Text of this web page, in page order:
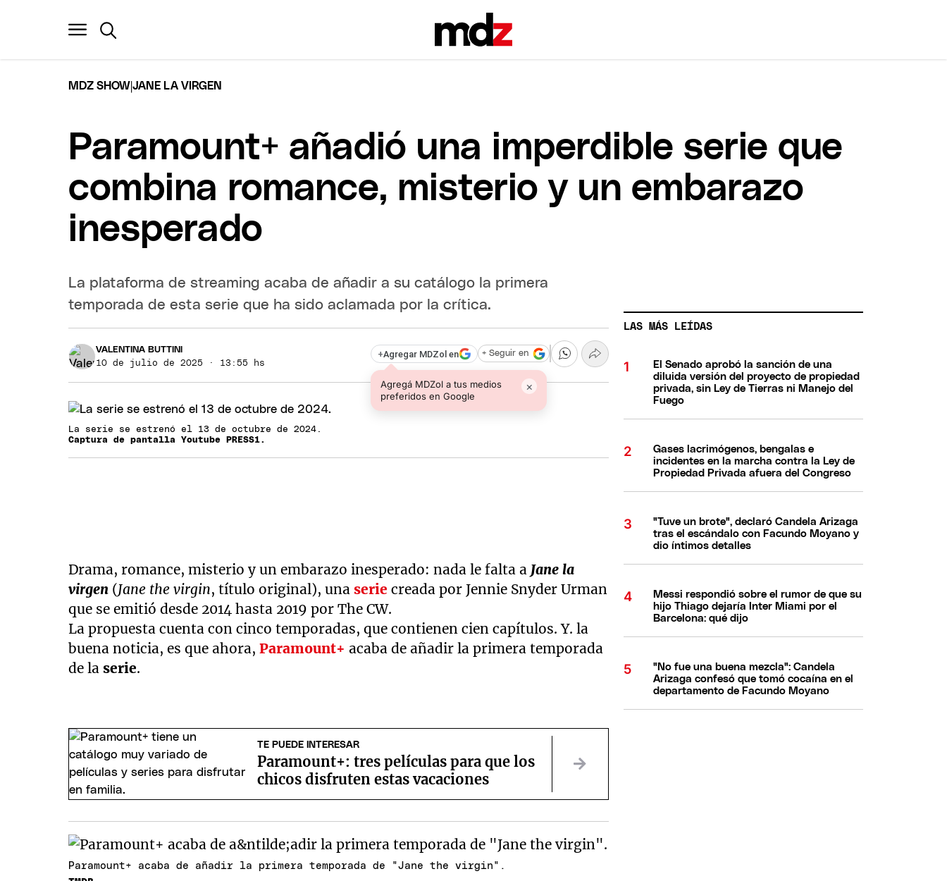
MDZ SHOW|JANE LA VIRGEN
Paramount+ añadió una imperdible serie que
combina romance, misterio y un embarazo
inesperado
La plataforma de streaming acaba de añadir a su catálogo la primera
temporada de esta serie que ha sido aclamada por la crítica.
VALENTINA BUTTINI
10 de julio de 2025 · 13:55 hs
+Agregar MDZol en
Agregá MDZol a tus medios
preferidos en Google
×
+ Seguir en
La serie se estrenó el 13 de octubre de 2024.
Captura de pantalla Youtube PRESS1.
Drama, romance, misterio y un embarazo inesperado: nada le falta a Jane la
virgen (Jane the virgin, título original), unaserie creada por Jennie Snyder Urman
que se emitió desde 2014 hasta 2019 por The CW.
La propuesta cuenta con cinco temporadas, que contienen cien capítulos. Y. la
buena noticia, es que ahora,Paramount+ acaba de añadir la primera temporada
de laserie.
TE PUEDE INTERESAR
Paramount+: tres películas para que los
chicos disfruten estas vacaciones
Paramount+ acaba de añadir la primera temporada de "Jane the virgin".
LAS MÁS LEÍDAS
El Senado aprobó la sanción de una
diluida versión del proyecto de propiedad
privada, sin Ley de Tierras ni Manejo del
Fuego
Gases lacrimógenos, bengalas e
incidentes en la marcha contra la Ley de
Propiedad Privada afuera del Congreso
"Tuve un brote", declaró Candela Arizaga
tras el escándalo con Facundo Moyano y
dio íntimos detalles
Messi respondió sobre el rumor de que su
hijo Thiago dejaría Inter Miami por el
Barcelona: qué dijo
"No fue una buena mezcla": Candela
Arizaga confesó que tomó cocaína en el
departamento de Facundo Moyano